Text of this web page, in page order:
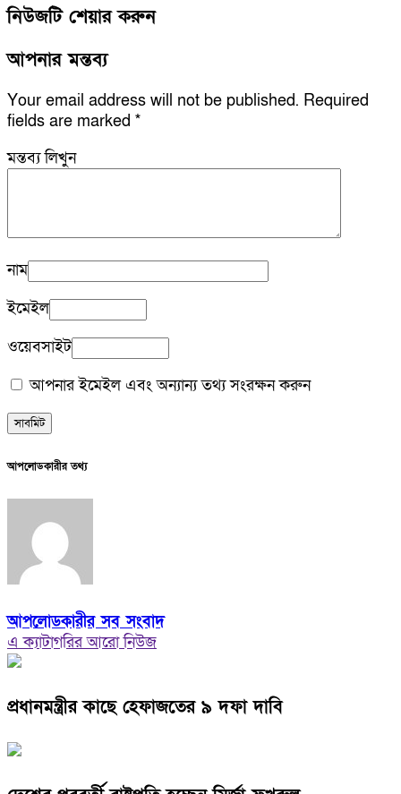
নিউজটি শেয়ার করুন
আপনার মন্তব্য
Your email address will not be published. Required
fields are marked *
মন্তব্য লিখুন
নাম
ইমেইল
ওয়েবসাইট
আপনার ইমেইল এবং অন্যান্য তথ্য সংরক্ষন করুন
আপলোডকারীর তথ্য
আপলোডকারীর সব সংবাদ
এ ক্যাটাগরির আরো নিউজ
প্রধানমন্ত্রীর কাছে হেফাজতের ৯ দফা দাবি